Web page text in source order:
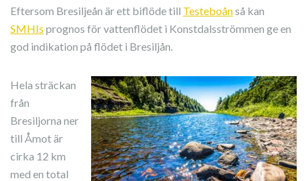
Eftersom Bresiljeån är ett biflöde till Testeboånså kan
SMHIs prognos för vattenflödet i Konstdalsströmmen ge en
god indikation på flödet i Bresiljån.
Hela sträckan
från
Bresiljorna ner
till Åmot är
cirka 12 km
med en total